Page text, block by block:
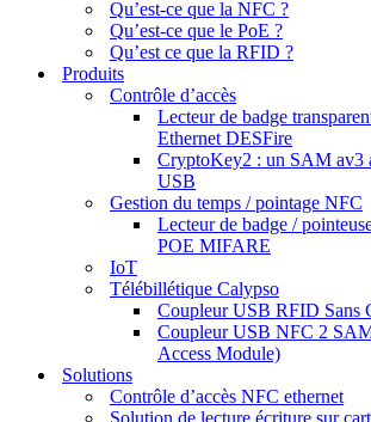
Qu’est-ce que la NFC ?
Qu’est-ce que le PoE ?
Qu’est ce que la RFID ?
Produits
Contrôle d’accès
Lecteur de badge
Ethernet DESFire
CryptoKey2 : un SAM av3
USB
Gestion du temps / pointage NFC
Lecteur de badge /
POE MIFARE
IoT
Télébillétique Calypso
Coupleur USB RFID Sans
Coupleur USB NFC 2
Access Module)
Solutions
Contrôle d’accès NFC ethernet
Solution de lecture écriture sur